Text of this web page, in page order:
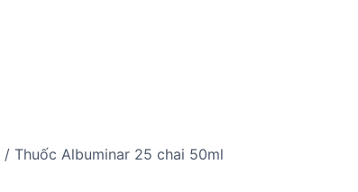
/ Thuốc Albuminar 25 chai 50ml